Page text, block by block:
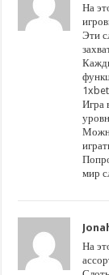
На
Эти
Игра
мир
На